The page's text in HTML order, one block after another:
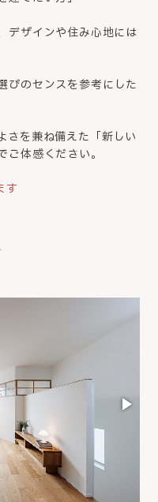
デザインや住み心地には
びのセンスを参考にした
さを兼ね備えた「新しい
体感ください。
す